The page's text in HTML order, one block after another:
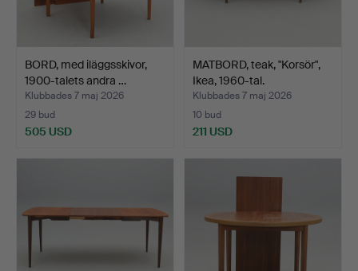
BORD, med iläggsskivor,
1900-talets andra …
Klubbades 7 maj 2026
29 bud
505 USD
MATBORD, teak, "Korsör",
Ikea, 1960-tal.
Klubbades 7 maj 2026
10 bud
211 USD